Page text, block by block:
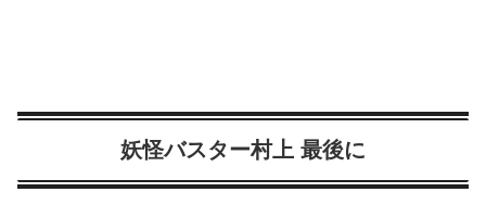
妖怪バスター村上 最後に